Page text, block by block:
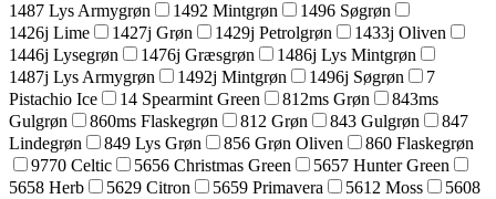
1487 Lys Armygrøn
1492 Mintgrøn
1496 Søgrøn
1426j Lime
1427j Grøn 1429j Petrolgrøn
1433j Oliven
1446j Lysegrøn
1476j Græsgrøn
1486j Lys Mintgrøn
1487j Lys Armygrøn
1492j Mintgrøn 1496j Søgrøn
7
Pistachio Ice
14 Spearmint Green 812ms Grøn
843ms
Gulgrøn
860ms Flaskegrøn 812 Grøn 843 Gulgrøn
847
Lindegrøn
849 Lys Grøn 856 Grøn Oliven
860 Flaskegrøn
9770 Celtic
5656 Christmas Green
5657 Hunter Green
5658 Herb
5629 Citron 5659 Primavera 5612 Moss
5608